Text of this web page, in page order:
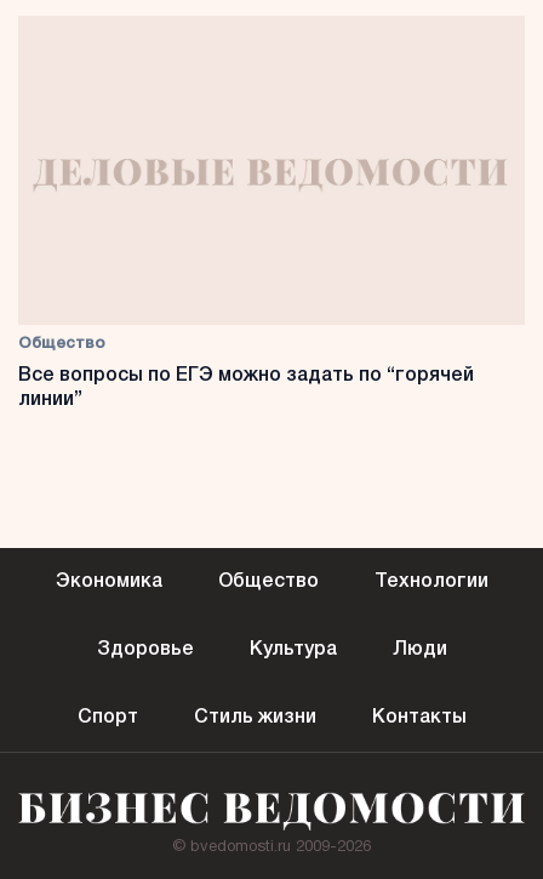
Общество
Все вопросы по ЕГЭ можно задать по “горячей
линии”
Экономика Общество Технологии
Здоровье Культура Люди
Спорт Стиль жизни Контакты
© bvedomosti.ru 2009-2026